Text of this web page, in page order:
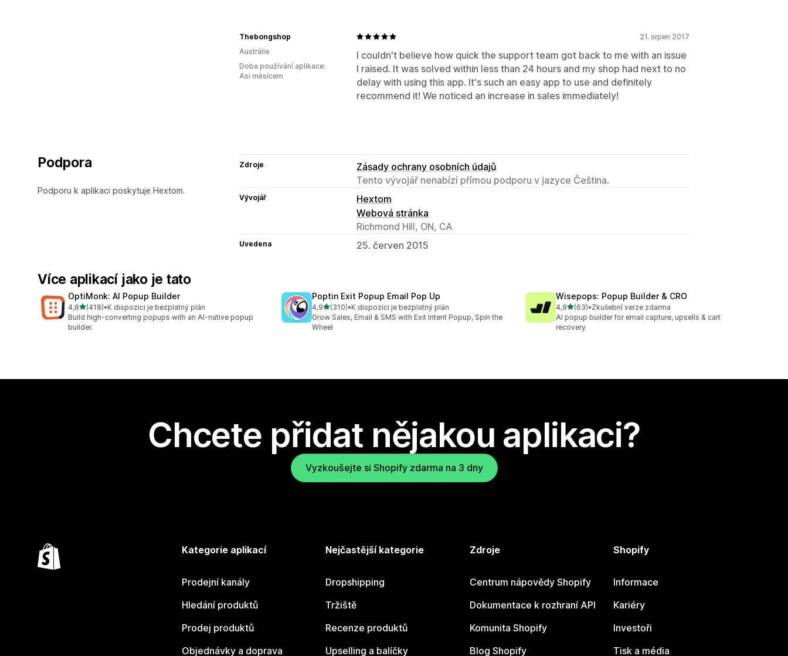
21. srpen 2017
I couldn't believe how quick the support team got back to me with an issue
I raised. It was solved within less than 24 hours and my shop had next to no
delay with using this app. It's such an easy app to use and definitely
recommend it! We noticed an increase in sales immediately!
Thebongshop
Austrálie
Doba používání aplikace:
Asi měsícem
Podpora
Podporu k aplikaci poskytuje Hextom.
Zdroje
Zásady ochrany osobních údajů
Tento vývojář nenabízí přímou podporu v jazyce Čeština.
Vývojář
Hextom
Webová stránka
Richmond Hill, ON, CA
Uvedena 25. červen 2015
Více aplikací jako je tato
OptiMonk: AI Popup Builder
4,8z 5 hvězd
(418)
Celkový počet recenzí: 418
•K dispozici je bezplatný plán
Build high-converting popups with an AI-native popup
builder.
Poptin Exit Popup Email Pop Up
4,9z 5 hvězd
(310)
Celkový počet recenzí: 310
•K dispozici je bezplatný plán
Grow Sales, Email & SMS with Exit Intent Popup, Spin the
Wheel
Wisepops: Popup Builder & CRO
4,9z 5 hvězd
(63)
Celkový počet recenzí: 63
•Zkušební verze zdarma
AI popup builder for email capture, upsells & cart
recovery
Chcete přidat nějakou aplikaci?
Vyzkoušejte si Shopify zdarma na 3 dny
Kategorie aplikací
Prodejní kanály
Hledání produktů
Prodej produktů
Objednávky a doprava
Nejčastější kategorie
Dropshipping
Tržiště
Recenze produktů
Upselling a balíčky
Zdroje
Centrum nápovědy Shopify
Dokumentace k rozhraní API
Komunita Shopify
Blog Shopify
Shopify
Informace
Kariéry
Investoři
Tisk a média